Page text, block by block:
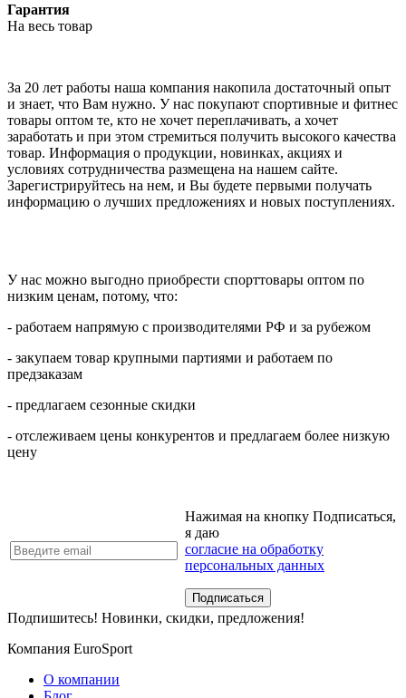
Гарантия
На весь товар
За 20 лет работы наша компания накопила достаточный опыт
и знает, что Вам нужно. У нас покупают спортивные и фитнес
товары оптом те, кто не хочет переплачивать, а хочет
заработать и при этом стремиться получить высокого качества
товар. Информация о продукции, новинках, акциях и
условиях сотрудничества размещена на нашем сайте.
Зарегистрируйтесь на нем, и Вы будете первыми получать
информацию о лучших предложениях и новых поступлениях.
У нас можно выгодно приобрести спорттовары оптом по
низким ценам, потому, что:
- работаем напрямую с производителями РФ и за рубежом
- закупаем товар крупными партиями и работаем по
предзаказам
- предлагаем сезонные скидки
- отслеживаем цены конкурентов и предлагаем более низкую
цену
Нажимая на кнопку Подписаться,
я даю
согласие на обработку
персональных данных
Подпишитесь! Новинки, скидки, предложения!
Компания EuroSport
О компании